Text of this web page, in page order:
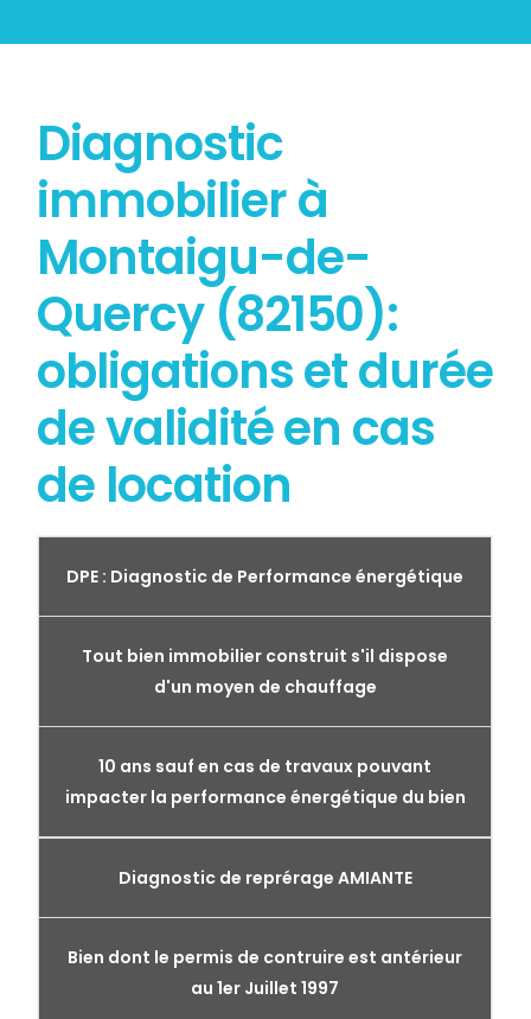
Diagnostic
immobilier à
Montaigu-de-
Quercy (82150):
obligations et durée
de validité en cas
de location
DPE : Diagnostic de Performance énergétique
Tout bien immobilier construit s'il dispose
d'un moyen de chauffage
10 ans sauf en cas de travaux pouvant
impacter la performance énergétique du bien
Diagnostic de reprérage AMIANTE
Bien dont le permis de contruire est antérieur
au 1er Juillet 1997